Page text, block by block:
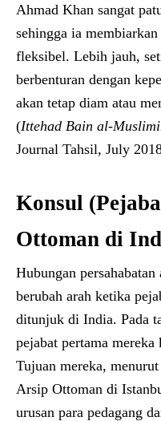
Ahmad Khan sangat
sehingga ia
fleksibel. Lebih jauh,
berbenturan dengan
akan tetap diam atau
(Ittehad Bain al-
Journal Tahsil, July
Konsul
Ottoman di
Hubungan
berubah arah ketika
ditunjuk di India. Pada
pejabat pertama
Tujuan mereka,
Arsip Ottoman di
urusan para pedagang